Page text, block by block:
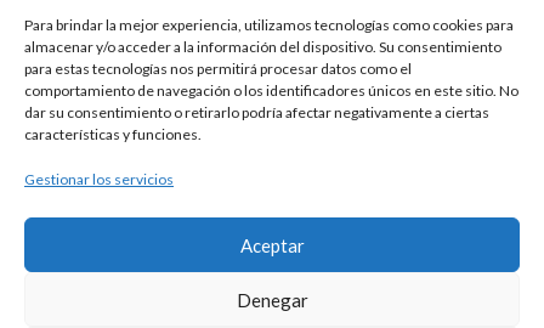
Para brindar la mejor experiencia, utilizamos tecnologías como cookies para
almacenar y/o acceder a la información del dispositivo. Su consentimiento
para estas tecnologías nos permitirá procesar datos como el
comportamiento de navegación o los identificadores únicos en este sitio. No
dar su consentimiento o retirarlo podría afectar negativamente a ciertas
características y funciones.
Gestionar los servicios
Aceptar
Denegar
Jueves Santo
Viernes Santo
Cuaresma Egabrense © 2026 | Todos los derechos
reservados